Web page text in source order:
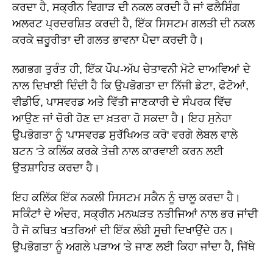
ਕਰਦਾ ਹੈ, ਸਕ੍ਰੀਨ ਵਿਗਾੜ ਦੀ ਨਕਲ ਕਰਦੀ ਹੈ ਜਾਂ ਫਲੈਸ਼ਿੰਗ
ਅਲਰਟ ਪ੍ਰਦਰਸ਼ਿਤ ਕਰਦੀ ਹੈ, ਇੱਕ ਸਿਸਟਮ ਗਲਤੀ ਦੀ ਨਕਲ
ਕਰਕੇ ਜ਼ਰੂਰੀਤਾ ਦੀ ਗਲਤ ਭਾਵਨਾ ਪੈਦਾ ਕਰਦੀ ਹੈ।
ਲਗਭਗ ਤੁਰੰਤ ਹੀ, ਇੱਕ ਪੌਪ-ਅੱਪ ਚੇਤਾਵਨੀ ਮੋਟੇ ਦਾਅਵਿਆਂ ਦੇ
ਨਾਲ ਦਿਖਾਈ ਦਿੰਦੀ ਹੈ ਕਿ ਉਪਭੋਗਤਾ ਦਾ ਨਿੱਜੀ ਡੇਟਾ, ਫੋਟੋਆਂ,
ਵੀਡੀਓ, ਪਾਸਵਰਡ ਅਤੇ ਵਿੱਤੀ ਜਾਣਕਾਰੀ ਦੇ ਸੰਪਰਕ ਵਿੱਚ
ਆਉਣ ਜਾਂ ਚੋਰੀ ਹੋਣ ਦਾ ਖ਼ਤਰਾ ਹੋ ਸਕਦਾ ਹੈ। ਇਹ ਸੁਨੇਹਾ
ਉਪਭੋਗਤਾ ਨੂੰ 'ਪਾਸਵਰਡ ਸੁਰੱਖਿਅਤ ਕਰੋ' ਵਰਗੇ ਲੇਬਲ ਵਾਲੇ
ਬਟਨ 'ਤੇ ਕਲਿੱਕ ਕਰਕੇ ਤੇਜ਼ੀ ਨਾਲ ਕਾਰਵਾਈ ਕਰਨ ਲਈ
ਉਤਸ਼ਾਹਿਤ ਕਰਦਾ ਹੈ।
ਇਹ ਕਲਿੱਕ ਇੱਕ ਨਕਲੀ ਸਿਸਟਮ ਸਕੈਨ ਨੂੰ ਚਾਲੂ ਕਰਦਾ ਹੈ।
ਸਕਿੰਟਾਂ ਦੇ ਅੰਦਰ, ਸਕ੍ਰੀਨ ਮਨਘੜਤ ਨਤੀਜਿਆਂ ਨਾਲ ਭਰ ਜਾਂਦੀ
ਹੈ ਜੋ ਕਥਿਤ ਖਤਰਿਆਂ ਦੀ ਇੱਕ ਲੰਬੀ ਸੂਚੀ ਦਿਖਾਉਂਦੇ ਹਨ।
ਉਪਭੋਗਤਾ ਨੂੰ ਅਗਲੇ ਪੜਾਅ 'ਤੇ ਜਾਣ ਲਈ ਕਿਹਾ ਜਾਂਦਾ ਹੈ, ਜਿੱਥੇ